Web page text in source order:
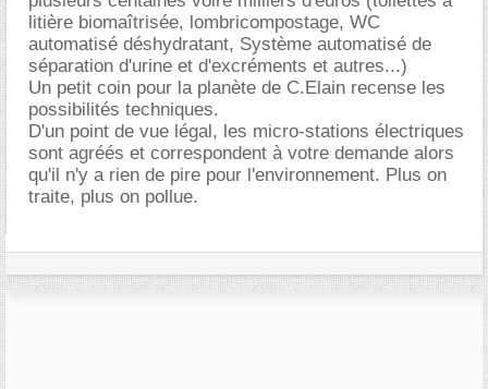
litière biomaîtrisée, lombricompostage, WC
automatisé déshydratant, Système automatisé de
séparation d'urine et d'excréments et autres...)
Un petit coin pour la planète de C.Elain recense les
possibilités techniques.
D'un point de vue légal, les micro-stations électriques
sont agréés et correspondent à votre demande alors
qu'il n'y a rien de pire pour l'environnement. Plus on
traite, plus on pollue.